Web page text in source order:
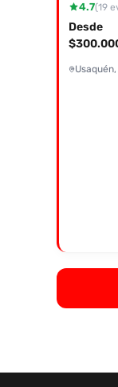
4.7(19
Desde